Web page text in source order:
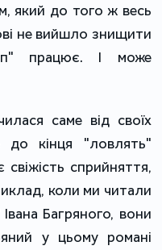
який до того ж весь
не вийшло знищити
працює. І може
саме від своїх
до кінця "ловлять"
свіжість сприйняття,
коли ми читали
Івана Багряного, вони
у цьому романі